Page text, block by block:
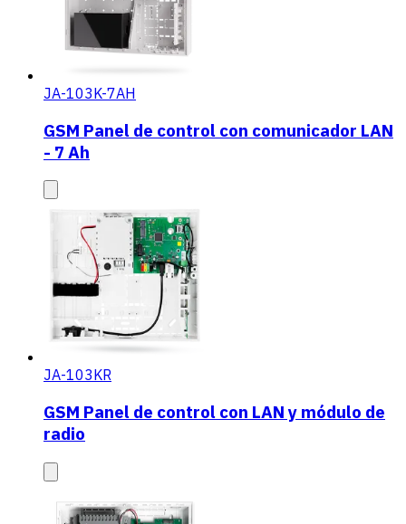
JA-103K-7AH
GSM Panel de control con comunicador LAN
- 7 Ah
JA-103KR
GSM Panel de control con LAN y módulo de
radio